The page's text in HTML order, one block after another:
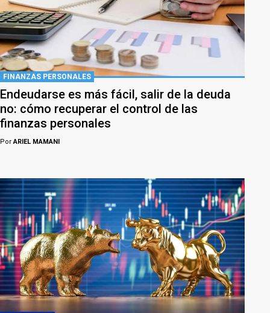
FINANZAS PERSONALES
Endeudarse es más fácil, salir de la deuda
no: cómo recuperar el control de las
finanzas personales
PorARIEL MAMANI